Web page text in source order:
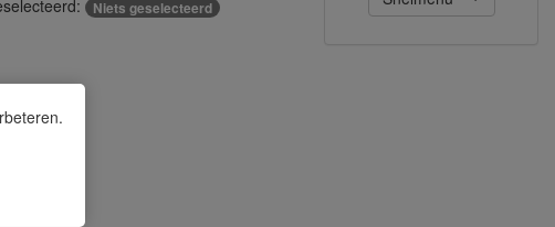
Niets geselecteerd